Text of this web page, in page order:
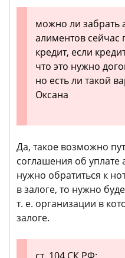
можно ли забрать
алиментов сейчас
кредит, если
что это нужно
но есть ли такой
Оксана
Да, такое возможно
соглашения об уплате
нужно обратиться к
в залоге, то нужно
т. е. организации в
залоге.